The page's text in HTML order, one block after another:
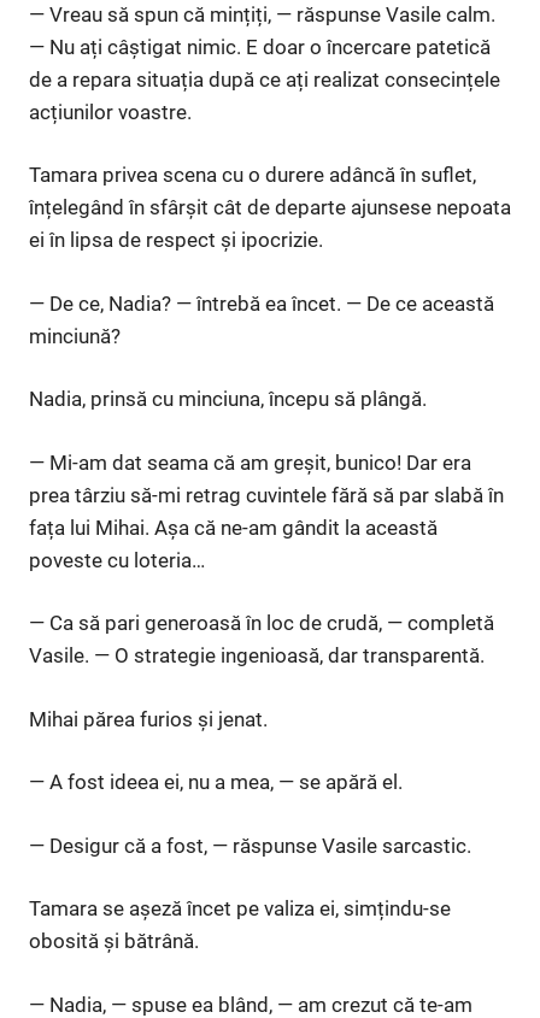
— Vreau să spun că mințiți, — răspunse Vasile calm.
— Nu ați câștigat nimic. E doar o încercare patetică
de a repara situația după ce ați realizat consecințele
acțiunilor voastre.
Tamara privea scena cu o durere adâncă în suflet,
înțelegând în sfârșit cât de departe ajunsese nepoata
ei în lipsa de respect și ipocrizie.
— De ce, Nadia? — întrebă ea încet. — De ce această
minciună?
Nadia, prinsă cu minciuna, începu să plângă.
— Mi-am dat seama că am greșit, bunico! Dar era
prea târziu să-mi retrag cuvintele fără să par slabă în
fața lui Mihai. Așa că ne-am gândit la această
poveste cu loteria…
— Ca să pari generoasă în loc de crudă, — completă
Vasile. — O strategie ingenioasă, dar transparentă.
Mihai părea furios și jenat.
— A fost ideea ei, nu a mea, — se apără el.
— Desigur că a fost, — răspunse Vasile sarcastic.
Tamara se așeză încet pe valiza ei, simțindu-se
obosită și bătrână.
— Nadia, — spuse ea blând, — am crezut că te-am